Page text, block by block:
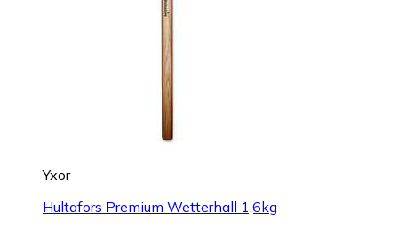
Yxor
Hultafors Premium Wetterhall 1,6kg